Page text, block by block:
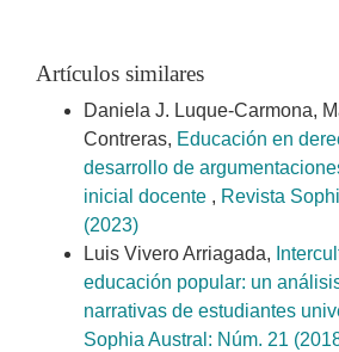
Artículos similares
Daniela J. Luque-Carmona,
Contreras, Educación en
desarrollo de
inicial docente , Revista
(2023)
Luis Vivero Arriagada,
educación popular: un
narrativas de estudiantes
Sophia Austral: Núm. 21